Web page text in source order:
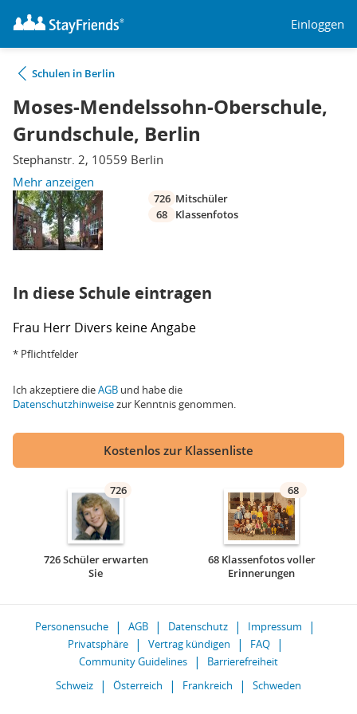
Einloggen
Schulen in Berlin
Moses-Mendelssohn-Oberschule,
Grundschule, Berlin
Stephanstr. 2, 10559 Berlin
Mehr anzeigen
726 Mitschüler
68
Klassenfotos
In diese Schule eintragen
Frau Herr Divers keine Angabe
* Pflichtfelder
Ich akzeptiere dieAGB und habe die
Datenschutzhinweisezur Kenntnis genommen.
Kostenlos zur Klassenliste
726
726 Schüler erwarten
Sie
68
68 Klassenfotos voller
Erinnerungen
Personensuche AGB Datenschutz
Impressum
Privatsphäre
Vertrag kündigen
FAQ
Community Guidelines
Barrierefreiheit
Schweiz
Österreich Frankreich Schweden